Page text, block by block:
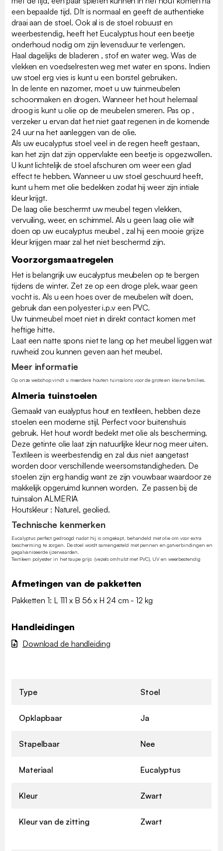
een bepaalde tijd. DIt is normaal en geeft de authentieke
draai aan de stoel. Ook al is de stoel robuust en
weerbestendig, heeft het Eucalyptus hout een beetje
onderhoud nodig om zijn levensduur te verlengen.
Haal dagelijks de bladeren , stof en water weg. Was de
vlekken en voedselresten weg met water en spons. Indien
uw stoel erg vies is kunt u een borstel gebruiken.
In de lente en nazomer, moet u uw tuinmeubelen
schoonmaken en drogen. Wanneer het hout helemaal
droog is kunt u olie op de meubelen smeren. Pas op ,
verzeker u ervan dat het niet gaat regenen in de komende
24 uur na het aanleggen van de olie.
Als uw eucalyptus stoel veel in de regen heeft gestaan,
kan het zijn dat zijn oppervlakte een beetje is opgezwollen.
U kunt lichtelijk de stoel afschuren om weer een glad
effect te hebben. Wanneer u uw stoel geschuurd heeft,
kunt u hem met olie bedekken zodat hij weer zijn intiale
kleur krijgt.
De laag olie beschermt uw meubel tegen vlekken,
vervuiling, weer, en schimmel. Als u geen laag olie wilt
doen op uw eucalyptus meubel , zal hij een mooie grijze
kleur krijgen maar zal het niet beschermd zijn.
Voorzorgsmaatregelen
Het is belangrijk uw eucalyptus meubelen op te bergen
tijdens de winter. Zet ze op een droge plek, waar geen
vocht is. Als u een hoes over de meubelen wilt doen,
gebruik dan een polyester i.p.v een PVC.
Uw tuinmeubel moet niet in direkt contact komen met
heftige hitte.
Laat een natte spons niet te lang op het meubel liggen wat
ruwheid zou kunnen geven aan het meubel.
Meer informatie
Op onze webshop vindt u meerdere houten tuinsalons voor de grote en kleine families.
Almeria tuinstoelen
Gemaakt van eualyptus hout en textileen, hebben deze
stoelen een moderne stijl. Perfect voor buitenshuis
gebruik. Het hout wordt bedekt met olie als bescherming.
Deze getinte olie laat zijn natuurlijke kleur nog meer uiten.
Textileen is weerbestendig en zal dus niet aangetast
worden door verschillende weersomstandigheden. De
stoelen zijn erg handig want ze zijn vouwbaar waardoor ze
makkelijk opgeruimd kunnen worden. Ze passen bij de
tuinsalon ALMERIA
Houtskleur : Naturel, geolied.
Technische kenmerken
Eucalyptus perfect gedroogd nadat hij is omgekapt, behandeld met olie om voor extra
bescherming te zorgen. De stoel wordt samengesteld met pennen en gatverbindingen en
gegalvaniseerde ijzerwaarden.
Textileen polyester in het taupe grijs (vezels omhulst met PVC), UV en weerbestendig
Afmetingen van de pakketten
Pakketten 1: L 111 x B 56 x H 24 cm - 12 kg
Handleidingen
Download de handleiding
Type Stoel
Opklapbaar Ja
Stapelbaar Nee
Materiaal Eucalyptus
Kleur Zwart
Kleur van de zitting Zwart